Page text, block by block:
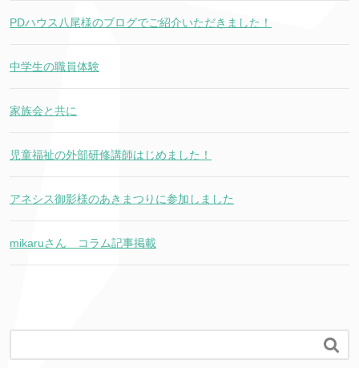
PDハウス八尾様のブログでご紹介いただきました！
中学生の職員体験
家族会と共に
児童福祉の外部研修講師はじめました！
アネシス御影様のあきまつりに参加しました
mikaruさん コラム記事掲載
